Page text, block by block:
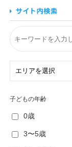
子どもの年齢
0歳
3〜5歳